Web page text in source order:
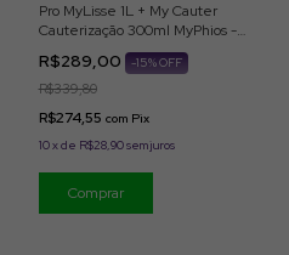
Pro MyLisse 1L + My Cauter
Cauterização 300ml MyPhios -
Para Aplicação Profissional
R$289,00 -15% OFF
R$339,80
R$274,55 com Pix
10xde R$28,90sem juros